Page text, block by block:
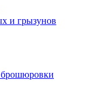
и грызунов